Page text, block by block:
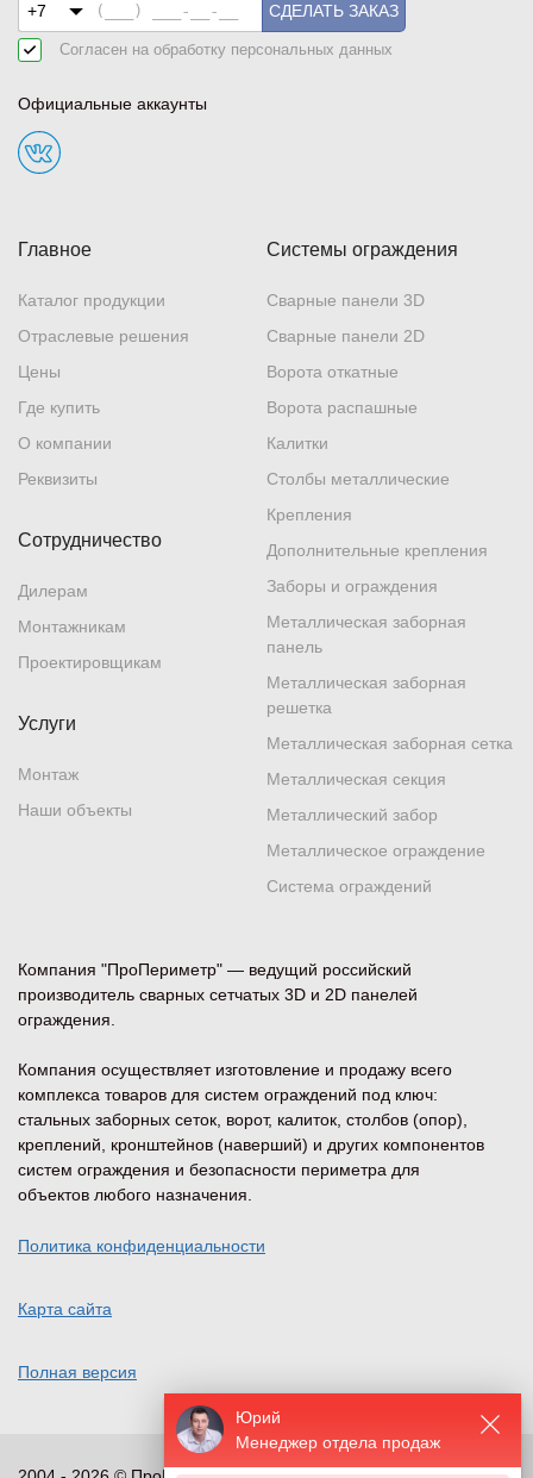
Юрий
Менеджер отдела продаж
Компания "ПроПериметр" — ведущий российский
производитель сварных сетчатых 3D и 2D панелей
ограждения.
Компания осуществляет изготовление и продажу всего
комплекса товаров для систем ограждений под ключ:
стальных заборных сеток, ворот, калиток, столбов (опор),
креплений, кронштейнов (наверший) и других компонентов
систем ограждения и безопасности периметра для
объектов любого назначения.
Политика конфиденциальности
Карта сайта
Полная версия
Главное
Каталог продукции
Отраслевые решения
Цены
Где купить
О компании
Реквизиты
Системы ограждения
Сварные панели 3D
Сварные панели 2D
Ворота откатные
Ворота распашные
Калитки
Столбы металлические
Крепления
Дополнительные крепления
Заборы и ограждения
Металлическая заборная
панель
Металлическая заборная
решетка
Металлическая заборная сетка
Металлическая секция
Металлический забор
Металлическое ограждение
Система ограждений
Сотрудничество
Дилерам
Монтажникам
Проектировщикам
Услуги
Монтаж
Наши объекты
СДЕЛАТЬ ЗАКАЗ
Согласен на обработку персональных данных
Официальные аккаунты